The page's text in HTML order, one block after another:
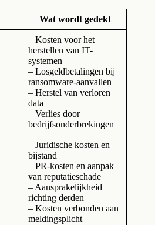
Wat wordt gedekt
– Kosten voor het
herstellen van IT-
systemen
– Losgeldbetalingen bij
ransomware-aanvallen
– Herstel van verloren
data
– Verlies door
bedrijfsonderbrekingen
– Juridische kosten en
bijstand
– PR-kosten en aanpak
van reputatieschade
– Aansprakelijkheid
richting derden
– Kosten verbonden aan
meldingsplicht